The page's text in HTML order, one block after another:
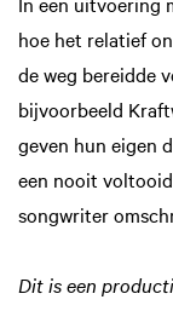
hoe het relatief
de weg bereidde
bijvoorbeeld
geven hun eigen
een nooit
songwriter
Dit is een